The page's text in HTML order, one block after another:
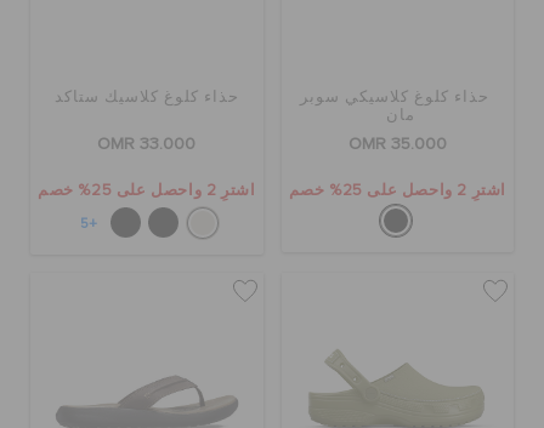
حذاء كلوغ كلاسيكي سوبر
مان
OMR 35.000
اشترِ 2 واحصل على 25% خصم
حذاء كلوغ كلاسيك ستاكد
OMR 33.000
اشترِ 2 واحصل على 25% خصم
+5